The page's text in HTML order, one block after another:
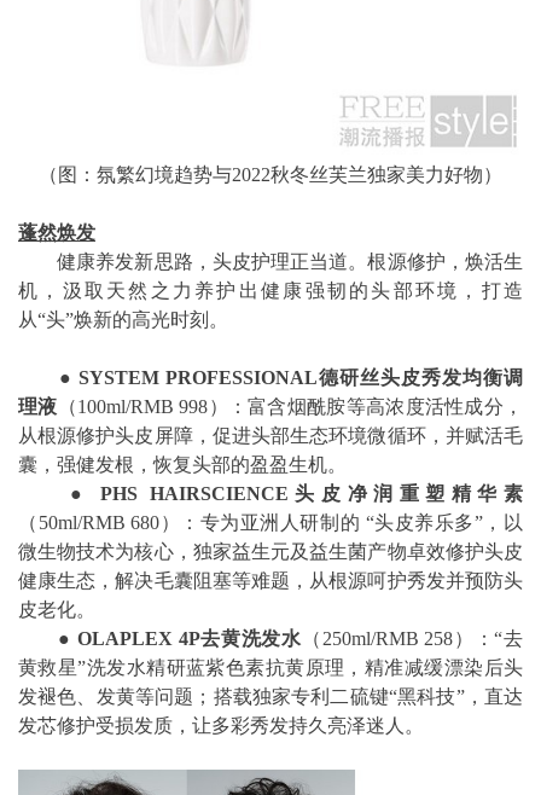
（图：氛繁幻境趋势与2022秋冬丝芙兰独家美力好物）
蓬然焕发
健康养发新思路，头皮护理正当道。根源修护，焕活生
机，汲取天然之力养护出健康强韧的头部环境，打造
从“头”焕新的高光时刻。
● SYSTEM PROFESSIONAL德研丝头皮秀发均衡调
理液 （100ml/RMB 998）：富含烟酰胺等高浓度活性成分，
从根源修护头皮屏障，促进头部生态环境微循环，并赋活毛
囊，强健发根，恢复头部的盈盈生机。
●PHS HAIRSCIENCE 头皮净润重塑精华素
（50ml/RMB 680）：专为亚洲人研制的 “头皮养乐多”，以
微生物技术为核心，独家益生元及益生菌产物卓效修护头皮
健康生态，解决毛囊阻塞等难题，从根源呵护秀发并预防头
皮老化。
● OLAPLEX 4P去黄洗发水 （250ml/RMB 258）：“去
黄救星”洗发水精研蓝紫色素抗黄原理，精准减缓漂染后头
发褪色、发黄等问题；搭载独家专利二硫键“黑科技”，直达
发芯修护受损发质，让多彩秀发持久亮泽迷人。